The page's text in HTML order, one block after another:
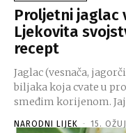
Proljetni jaglac
Ljekovita
recept
Jaglac (vesnača,
biljaka koja cvate u
smeđim korijenom.
NARODNI LIJEK - 15.